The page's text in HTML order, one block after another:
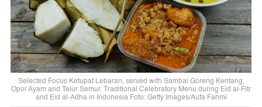
Selected Focus Ketupat Lebaran, served with Sambal Goreng Kentang,
Opor Ayam and Telur Semur. Traditional Celebratory Menu during Eid al-Fitr
and Eid al-Adha in Indonesia Foto: Getty Images/Aufa Fahmi